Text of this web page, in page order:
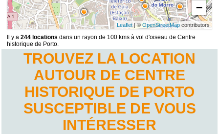
−
Leaflet| © OpenStreetMapcontributors
Il y a244 locations dans un rayon de 100 kms à vol d'oiseau de Centre
historique de Porto.
TROUVEZ LA LOCATION
AUTOUR DE CENTRE
HISTORIQUE DE PORTO
SUSCEPTIBLE DE VOUS
INTÉRESSER